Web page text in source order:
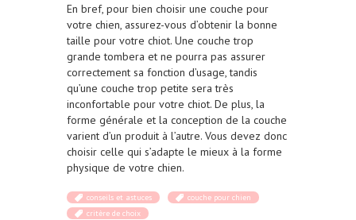
En bref, pour bien choisir une couche pour
votre chien, assurez-vous d’obtenir la bonne
taille pour votre chiot. Une couche trop
grande tombera et ne pourra pas assurer
correctement sa fonction d’usage , tandis
qu’une couche trop petite sera très
inconfortable pour votre chiot. De plus, la
forme générale et la conception de la couche
varient d’un produit à l’autre. Vous devez donc
choisir celle qui s’adapte le mieux à la forme
physique de votre chien.
conseils et astuces
couche pour chien
critère de choix